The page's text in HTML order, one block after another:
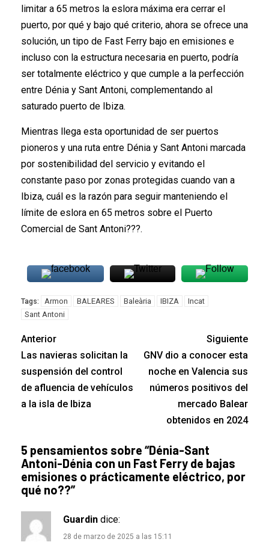
limitar a 65 metros la eslora máxima era cerrar el
puerto, por qué y bajo qué criterio, ahora se ofrece una
solución, un tipo de Fast Ferry bajo en emisiones e
incluso con la estructura necesaria en puerto, podría
ser totalmente eléctrico y que cumple a la perfección
entre Dénia y Sant Antoni, complementando al
saturado puerto de Ibiza.
Mientras llega esta oportunidad de ser puertos
pioneros y una ruta entre Dénia y Sant Antoni marcada
por sostenibilidad del servicio y evitando el
constante paso por zonas protegidas cuando van a
Ibiza, cuál es la razón para seguir manteniendo el
límite de eslora en 65 metros sobre el Puerto
Comercial de Sant Antoni???.
Tags: Armon BALEARES Baleària IBIZA
Incat
Sant Antoni
Anterior
Las navieras solicitan la
suspensión del control
de afluencia de vehículos
a la isla de Ibiza
Siguiente
GNV dio a conocer esta
noche en Valencia sus
números positivos del
mercado Balear
obtenidos en 2024
5 pensamientos sobre “Dénia-Sant
Antoni-Dénia con un Fast Ferry de bajas
emisiones o prácticamente eléctrico, por
qué no??”
Guardin dice:
28 de marzo de 2025 a las 15:11